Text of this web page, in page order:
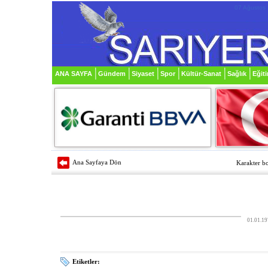
07
ANA SAYFA Gündem Siyaset Spor Kültür-Sanat Sağlık
Ana Sayfaya Dön Karakter
Etiketler: